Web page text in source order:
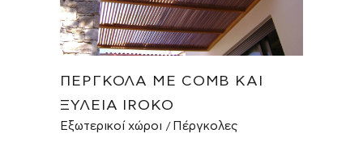
ΠΈΡΓΚΟΛΑ ΜΕ COMB ΚΑΙ
ΞΥΛΕΊΑ IROKO
Εξωτερικοί χώροι Πέργκολες